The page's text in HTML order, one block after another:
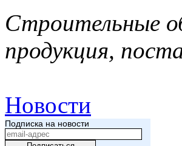
Строительные
продукция,
Новости
Подписка на новости